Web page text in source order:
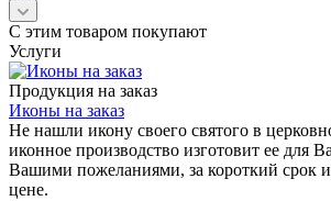
С этим товаром покупают
Услуги
Продукция на заказ
Иконы на заказ
Не нашли икону своего святого в
иконное производство изготовит ее для
Вашими пожеланиями, за короткий срок
цене.